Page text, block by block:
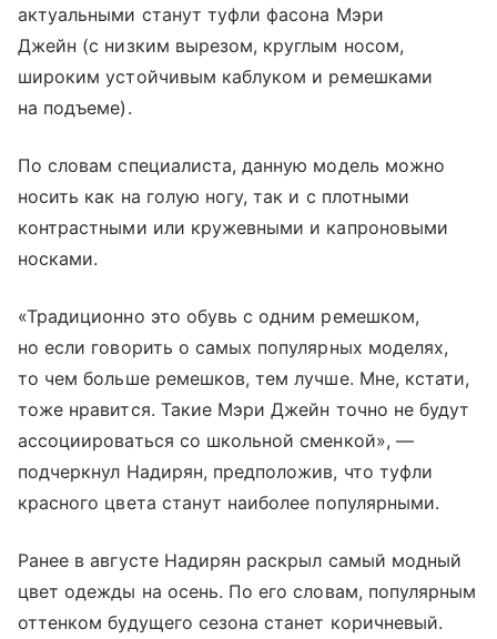
актуальными станут туфли фасона Мэри
Джейн (с низким вырезом, круглым носом,
широким устойчивым каблуком и ремешками
на подъеме).
По словам специалиста, данную модель можно
носить как на голую ногу, так и с плотными
контрастными или кружевными и капроновыми
носками.
«Традиционно это обувь с одним ремешком,
но если говорить о самых популярных моделях,
то чем больше ремешков, тем лучше. Мне, кстати,
тоже нравится. Такие Мэри Джейн точно не будут
ассоциироваться со школьной сменкой», —
подчеркнул Надирян, предположив, что туфли
красного цвета станут наиболее популярными.
Ранее в августе Надирян раскрыл самый модный
цвет одежды на осень. По его словам, популярным
оттенком будущего сезона станет коричневый.